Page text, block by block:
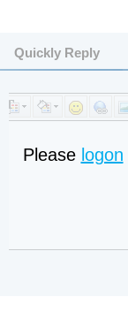
Quickly Reply
Please logon